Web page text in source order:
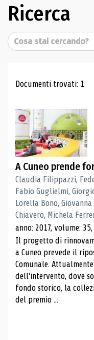
Ricerca
Cerca
Risultati
Documenti trovati: 1
A Cuneo prende
Claudia Filippazzi,
Fabio Guglielmi,
Lorella Bono,
Chiavero, Michela
anno: 2017, volume:
Il progetto di
a Cuneo prevede il
Comunale.
dell'intervento, dove
fondo storico, la
del premio ...